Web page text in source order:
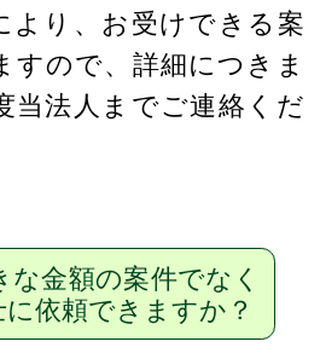
より、お受けできる案
すので、詳細につきま
当法人までご連絡くだ
金額の案件でなく
依頼できますか？